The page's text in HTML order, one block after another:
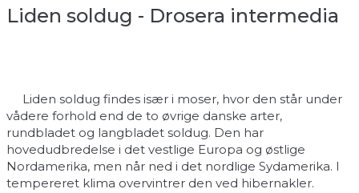
Liden soldug - Drosera intermedia
Liden soldug findes især i moser, hvor den står under
vådere forhold end de to øvrige danske arter,
rundbladet og langbladet soldug. Den har
hovedudbredelse i det vestlige Europa og østlige
Nordamerika, men når ned i det nordlige Sydamerika. I
tempereret klima overvintrer den ved hibernakler.